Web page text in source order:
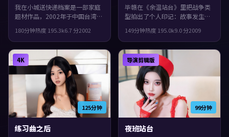
我在小城送快递档案是一部家庭
题材作品，2002年于中国台湾上
刘、袁泉、张曼玉等主演。影片
在类型框架里仍保留了作者表
达，配乐与声场强化了不安与孤
独感。
180分钟热度 195.3k6.7分2002
毕赣在《余温站台》里把战争类
型拍出了个人印记：故事发生在
主演包括黄渤、白宇、全度妍。
城市空间成为情绪与悬念的载
体，整体完成度较高，适合喜欢
细腻叙事与人物刻画的观众。
149分钟热度 195.0k9.0分2009
125分钟
4K
练习曲之后
99分钟
导演剪辑版
夜班站台